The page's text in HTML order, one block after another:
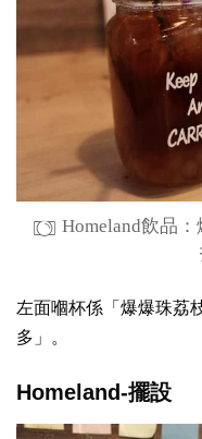
Homeland飲品
左面嗰杯係「爆爆珠荔
多」。
Homeland-擺設